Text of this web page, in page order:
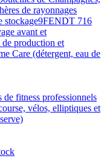
de rayonnages
stockage9FENDT 716
avant et
de production et
Care (détergent, eau de
fitness professionnels
vélos, elliptiques et